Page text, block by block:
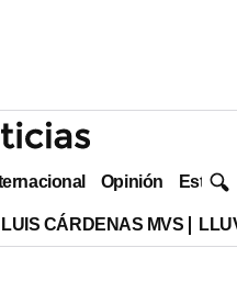
Opinión Estilo
LUIS CÁRDENAS MVS